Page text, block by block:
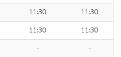
11:30
11:30
11:30
11:30
-
-